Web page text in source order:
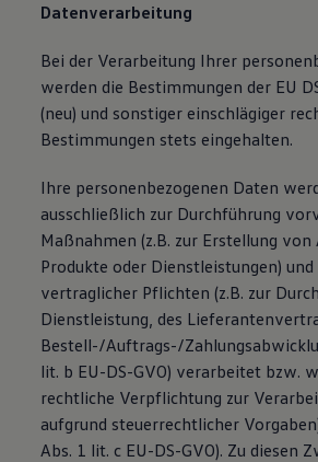
Datenverarbeitung
Bei der Verarbeitung Ihrer
werden die Bestimmungen der EU
(neu) und sonstiger einschlägiger
Bestimmungen stets eingehalten.
Ihre personenbezogenen Daten
ausschließlich zur Durchführung
Maßnahmen (z.B. zur Erstellung
Produkte oder Dienstleistungen)
vertraglicher Pflichten (z.B. zur
Dienstleistung, des
Bestell-/Auftrags-/
lit. b EU-DS-GVO) verarbeitet bzw.
rechtliche Verpflichtung zur
aufgrund steuerrechtlicher
Abs. 1 lit. c EU-DS-GVO). Zu diesen